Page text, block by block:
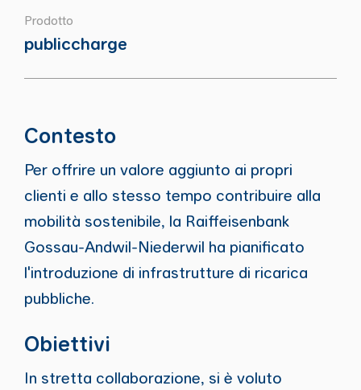
Prodotto
publiccharge
Contesto
Per offrire un valore aggiunto ai propri
clienti e allo stesso tempo contribuire alla
mobilità sostenibile, la Raiffeisenbank
Gossau-Andwil-Niederwil ha pianificato
l'introduzione di infrastrutture di ricarica
pubbliche.
Obiettivi
In stretta collaborazione, si è voluto